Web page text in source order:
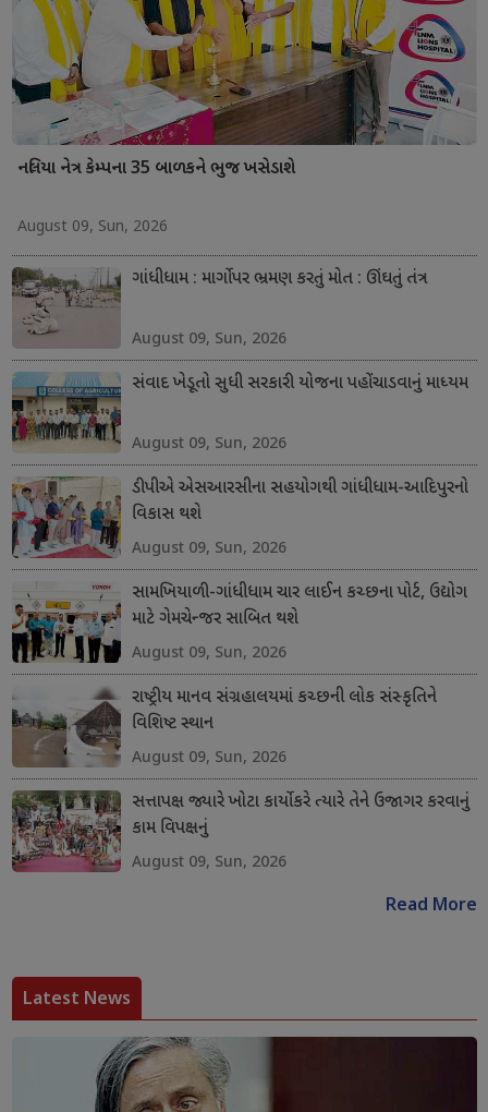
નલિયા નેત્ર કેમ્પના 35 બાળકને ભુજ ખસેડાશે
August 09, Sun, 2026
ગાંધીધામ : માર્ગો પર ભ્રમણ કરતું મોત : ઊંઘતું તંત્ર
August 09, Sun, 2026
સંવાદ ખેડૂતો સુધી સરકારી યોજના પહોંચાડવાનું માધ્યમ
August 09, Sun, 2026
ડીપીએ એસઆરસીના સહયોગથી ગાંધીધામ-આદિપુરનો
વિકાસ થશે
August 09, Sun, 2026
સામખિયાળી-ગાંધીધામ ચાર લાઈન કચ્છના પોર્ટ, ઉદ્યોગ
માટે ગેમચેન્જર સાબિત થશે
August 09, Sun, 2026
રાષ્ટ્રીય માનવ સંગ્રહાલયમાં કચ્છની લોક સંસ્કૃતિને
વિશિષ્ટ સ્થાન
August 09, Sun, 2026
સત્તાપક્ષ જ્યારે ખોટા કાર્યો કરે ત્યારે તેને ઉજાગર કરવાનું
કામ વિપક્ષનું
August 09, Sun, 2026
Read More
Latest News